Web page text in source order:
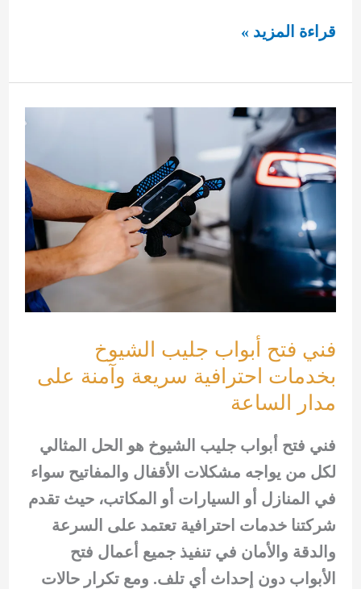
مفاتيح
جليب
الشيوخ
قراءة المزيد »
فني فتح أبواب جليب الشيوخ
بخدمات احترافية سريعة وآمنة على
مدار الساعة
فني فتح أبواب جليب الشيوخ هو الحل المثالي
لكل من يواجه مشكلات الأقفال والمفاتيح سواء
في المنازل أو السيارات أو المكاتب، حيث تقدم
شركتنا خدمات احترافية تعتمد على السرعة
والدقة والأمان في تنفيذ جميع أعمال فتح
الأبواب دون إحداث أي تلف. ومع تكرار حالات